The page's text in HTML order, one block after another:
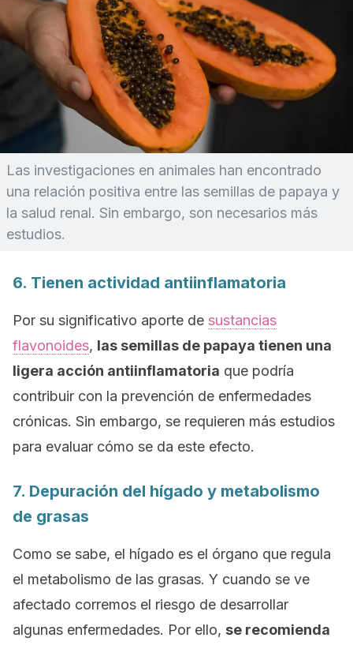
Las investigaciones en animales han encontrado
una relación positiva entre las semillas de papaya y
la salud renal. Sin embargo, son necesarios más
estudios.
6. Tienen actividad antiinflamatoria
Por su significativo aporte de sustancias
flavonoides, las semillas de papaya tienen una
ligera acción antiinflamatoria que podría
contribuir con la prevención de enfermedades
crónicas. Sin embargo, se requieren más estudios
para evaluar cómo se da este efecto.
7. Depuración del hígado y metabolismo
de grasas
Como se sabe, el hígado es el órgano que regula
el metabolismo de las grasas. Y cuando se ve
afectado corremos el riesgo de desarrollar
algunas enfermedades. Por ello, se recomienda